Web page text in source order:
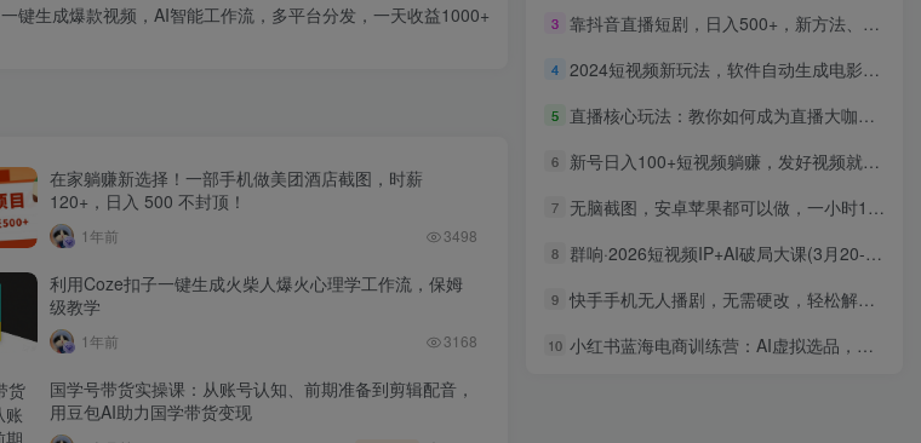
一键生成爆款视频，AI智能工作流，多平台分发，一天收益1000+
在家躺赚新选择！一部手机做美团酒店截图，时薪
120+，日入 500 不封顶！
1年前 3498
利用Coze扣子一键生成火柴人爆火心理学工作流，保姆
级教学
1年前 3168
国学号带货实操课：从账号认知、前期准备到剪辑配音，
用豆包AI助力国学带货变现
3 靠抖音直播短剧，日入500+，新方法、不提示版权违规
4 2024短视频新玩法，软件自动生成电影解说， 纯原创视频，无脑操作，一…
5 直播核心玩法：教你如何成为直播大咖，各种核心玩法（20节课）
6 新号日入100+短视频躺赚，发好视频就可以了，矩阵多号多发作品效果更好
7 无脑截图，安卓苹果都可以做，一小时120，一天轻松500+
8 群响·2026短视频IP+AI破局大课(3月20-22日杭州线下课)
9 快手手机无人播剧，无需硬改，轻松解决版权问题，小白轻松日入5000+
10 小红书蓝海电商训练营：AI虚拟选品，批量笔记，打造睡后收入系统